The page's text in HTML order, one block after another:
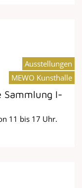
Sammlung I-
11 bis 17 Uhr.
Ausstellungen
MEWO Kunsthalle